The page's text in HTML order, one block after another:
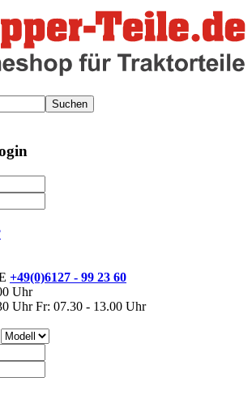
Suchen
+49(0)6127 - 99 23 60
Uhr
Uhr Fr: 07.30 - 13.00 Uhr